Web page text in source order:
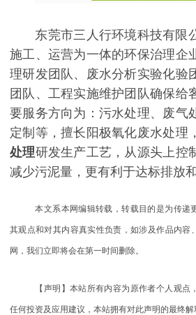
东莞市三人行环境科技有限
施工、运营为一体的环保治理企
理研发团队、废水分析实验化验
团队、工程实施维护团队确保给
要服务方向为：污水处理、废气
定制等，擅长阳极氧化废水处理
处理研发生产工艺，从源头上控
减少污泥量，更有利于达标排放
本文系本网编辑转载，转载目的是为传递
其观点和对其内容真实性负责，如涉及作品内容
网，我们立即将会在第一时间删除。
【声明】本站所有内容为原作者个人观
任何投资及应用建议，本站拥有对此声明的最终解